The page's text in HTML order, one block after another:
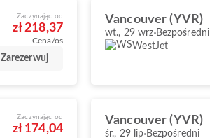
Zaczynając od
zł 218,37
Cena/os
Zarezerwuj
Vancouver (YVR)
wt., 29 wrz Bezpośredni
WestJet
Zaczynając od
zł 174,04
Vancouver (YVR)
śr., 29 lip Bezpośredni